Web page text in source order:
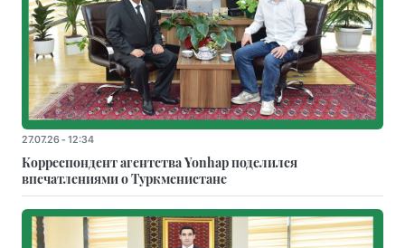
27.07.26 - 12:34
Корреспондент агентства Yonhap поделился
впечатлениями о Туркменистане